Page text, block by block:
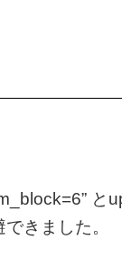
と
きました。